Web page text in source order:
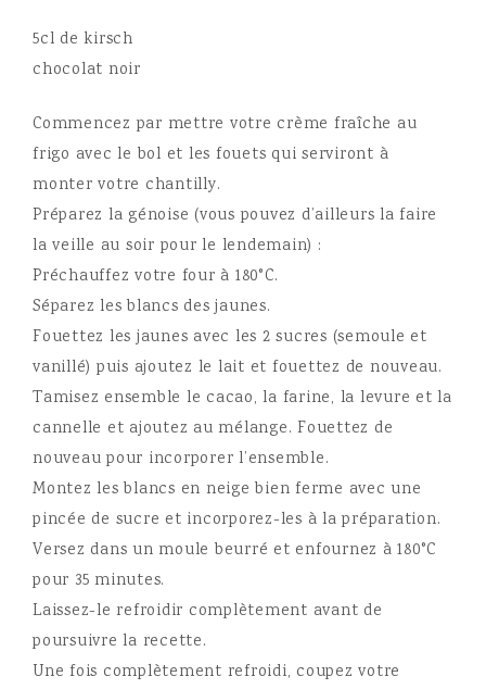
5cl de kirsch
chocolat noir
Commencez par mettre votre crème fraîche au
frigo avec le bol et les fouets qui serviront à
monter votre chantilly.
Préparez la génoise (vous pouvez d’ailleurs la faire
la veille au soir pour le lendemain) :
Préchauffez votre four à 180°C.
Séparez les blancs des jaunes.
Fouettez les jaunes avec les 2 sucres (semoule et
vanillé) puis ajoutez le lait et fouettez de nouveau.
Tamisez ensemble le cacao, la farine, la levure et la
cannelle et ajoutez au mélange. Fouettez de
nouveau pour incorporer l’ensemble.
Montez les blancs en neige bien ferme avec une
pincée de sucre et incorporez-les à la préparation.
Versez dans un moule beurré et enfournez à 180°C
pour 35 minutes.
Laissez-le refroidir complètement avant de
poursuivre la recette.
Une fois complètement refroidi, coupez votre